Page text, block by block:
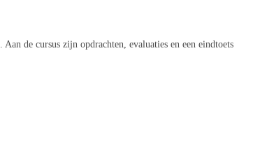
de cursus zijn opdrachten, evaluaties en een eindtoets